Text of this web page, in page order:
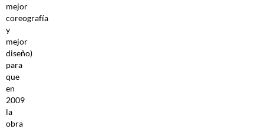
mejor
coreografía
y
mejor
diseño)
para
que
en
2009
la
obra